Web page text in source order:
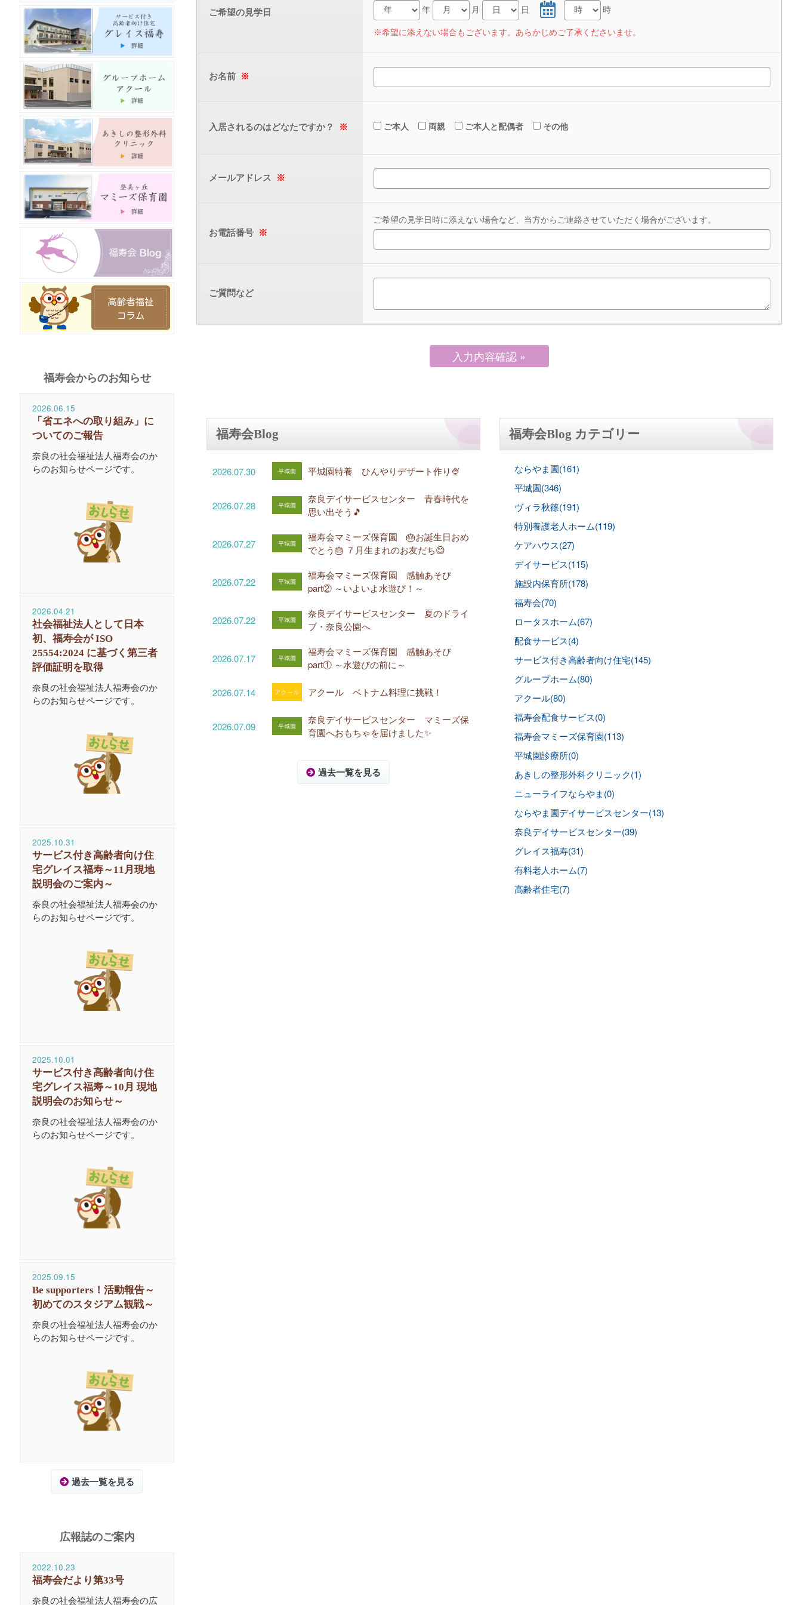
ご希望の見学日
年
月 日 時
※希望に添えない場合もございます。あらかじめご了承くださいませ。
お名前 ※
入居されるのはどなたですか？ ※ ご本人 両親 ご本人と配偶者 その他
メールアドレス ※
お電話番号 ※
ご希望の見学日時に添えない場合など、当方からご連絡させていただく場合がございます。
ご質問など
福寿会Blog
2026.07.30 平城園特養 ひんやりデザート作り🍨
2026.07.28
奈良デイサービスセンター 青春時代を
思い出そう🎵
2026.07.27
福寿会マミーズ保育園 🎂お誕生日おめ
でとう🎂 ７月生まれのお友だち😊
2026.07.22
福寿会マミーズ保育園 感触あそび
part② ～いよいよ水遊び！～
2026.07.22
奈良デイサービスセンター 夏のドライ
ブ・奈良公園へ
2026.07.17
福寿会マミーズ保育園 感触あそび
part① ～水遊びの前に～
2026.07.14 アクール ベトナム料理に挑戦！
2026.07.09
奈良デイサービスセンター マミーズ保
育園へおもちゃを届けました✨
過去一覧を見る
福寿会Blog カテゴリー
ならやま園(161)
平城園(346)
ヴィラ秋篠(191)
特別養護老人ホーム(119)
ケアハウス(27)
デイサービス(115)
施設内保育所(178)
福寿会(70)
ロータスホーム(67)
配食サービス(4)
サービス付き高齢者向け住宅(145)
グループホーム(80)
アクール(80)
福寿会配食サービス(0)
福寿会マミーズ保育園(113)
平城園診療所(0)
あきしの整形外科クリニック(1)
ニューライフならやま(0)
ならやま園デイサービスセンター(13)
奈良デイサービスセンター(39)
グレイス福寿(31)
有料老人ホーム(7)
高齢者住宅(7)
福寿会からのお知らせ
2026.06.15
「省エネへの取り組み」に
ついてのご報告
奈良の社会福祉法人福寿会のか
らのお知らせページです。
2026.04.21
社会福祉法人として日本
初、福寿会が ISO
25554:2024 に基づく第三者
評価証明を取得
奈良の社会福祉法人福寿会のか
らのお知らせページです。
2025.10.31
サービス付き高齢者向け住
宅グレイス福寿～11月現地
説明会のご案内～
奈良の社会福祉法人福寿会のか
らのお知らせページです。
2025.10.01
サービス付き高齢者向け住
宅グレイス福寿～10月 現地
説明会のお知らせ～
奈良の社会福祉法人福寿会のか
らのお知らせページです。
2025.09.15
Be supporters！活動報告～
初めてのスタジアム観戦～
奈良の社会福祉法人福寿会のか
らのお知らせページです。
過去一覧を見る
広報誌のご案内
2022.10.23
福寿会だより第33号
奈良の社会福祉法人福寿会の広